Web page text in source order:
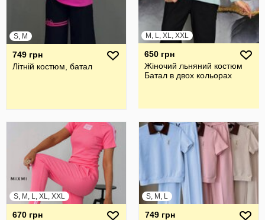
S, M
749 грн
Літній костюм, батал
M, L, XL, XXL
650 грн
Жіночий льняний костюм
Батал в двох кольорах
S, M, L, XL, XXL
670 грн
S, M, L
749 грн